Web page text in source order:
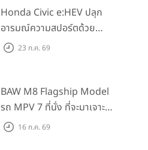
Honda Civic e:HEV ปลุก
อารมณ์ความสปอร์ตด้วย
Honda S+ Shift ครั้งแรกใน
Traffic Monitor เพียงจอง
ภายใน 31 ก.ค. 2569 รับบัตร
น้ำมันมูลค่า 10,000 บาท
23 ก.ค. 69
BAW M8 Flagship Model
รถ MPV 7 ที่นั่ง ที่จะมาเจาะ
ตลาดครอบครัวและองค์กรยุค
16 ก.ค. 69